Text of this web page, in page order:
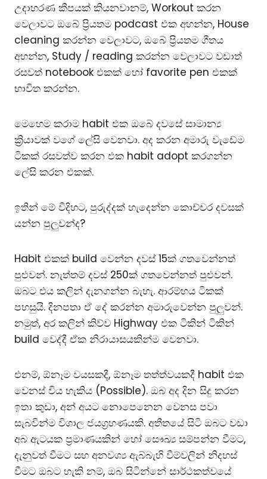
උදාහරණ කීපයක් කියනවානම්, Workout කරන
වෙලාවට ඔබේ ප්‍රියතම podcast එක අහන්න, House
cleaning කරන්න වෙලාවට, ඔබේ ප්‍රියතම ගීතය
අහන්න, Study / reading කරන්න වෙලාවට වඩාත්
රසවත් notebook එකක් හෝ favorite pen එකක්
භාවිත කරන්න.
මෙහෙම කරාම habit එක ඔබේ දවසේ සාමාන්‍ය
ක්‍රියාවක් වගේ ලේසි වෙනවා. අද කරන අමාරු වැඩේම
ටිකක් රසවත්ව කරන එක habit adopt කරගන්න
ලේසි කරන එකක්.
ඉතින් මේ විදිහට, පුරුද්දක් හැදෙන්න කොච්චර දවසක්
යන්න පුලුවන්ද?
Habit එකක් build වෙන්න දවස් 15ක් ගතවෙන්නත්
පුළුවන්. නැත්තම් දවස් 250ක් ගතවෙන්නත් පුළුවන්.
ඔබට එය කලින් දැනගන්න බැහැ. ආරම්භය ටිකක්
පහසුයි. දිනපතා ඒ දේ කරන්න අමාරුවෙන්න පුලුවන්.
නමුත්, අර කලින් කිව්ව Highway එක ටිකින් ටිකින්
build වෙද්දී ඒක නිරායාසයකින්ම වෙනවා.
එනම්, ඕනෑම වයසකදී, ඕනෑම තත්ත්වයකදී habit එක
වෙනස් විය හැකිය (Possible). ඔබ අද දින සිදු කරන
ඉතා කුඩා, අන් අයට නොපෙනෙන වෙනස පවා
සැබවින්ම විශාල ජයග්‍රහණයකි. අතීතයේ සිටි ඔබට වඩා
අබ ඇටයක ප්‍රමාණයකින් හෝ සෞඛ්‍ය සම්පන්න වීමට,
දැනුවත් වීමට සහ අනවශ්‍ය ඇබ්බැහි වීම්වලින් නිදහස්
වීමට ඔබට හැකි නම්, ඔබ සිටින්නේ සාර්ථකත්වයේ